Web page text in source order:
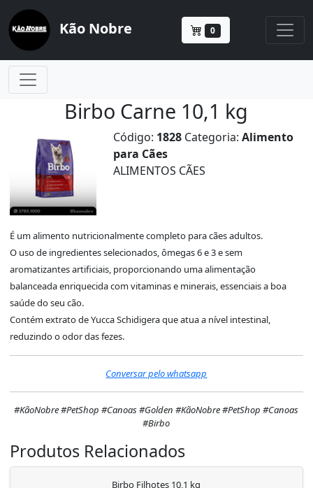
Kão Nobre 0
Birbo Carne 10,1 kg
Código: 1828 Categoria:Alimento
para Cães
ALIMENTOS CÃES
É um alimento nutricionalmente completo para cães adultos.
O uso de ingredientes selecionados, ômegas 6 e 3 e sem
aromatizantes artificiais, proporcionando uma alimentação
balanceada enriquecida com vitaminas e minerais, essenciais a boa
saúde do seu cão.
Contém extrato de Yucca Schidigera que atua a nível intestinal,
reduzindo o odor das fezes.
Conversar pelo whatsapp
#KãoNobre #PetShop #Canoas #Golden #KãoNobre #PetShop #Canoas
#Birbo
Produtos Relacionados
Birbo Filhotes 10,1 kg